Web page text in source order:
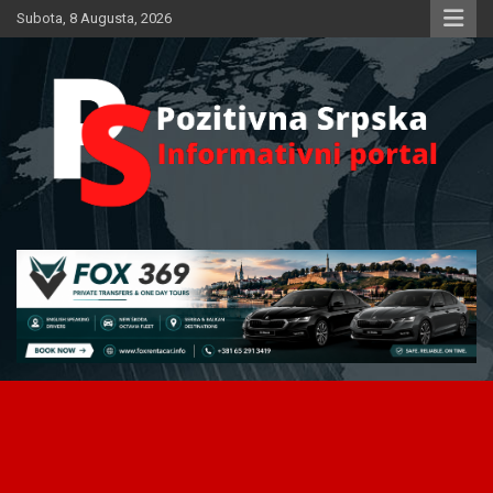
Skip
to
Subota, 8 Augusta, 2026
Pozitivna Srpska